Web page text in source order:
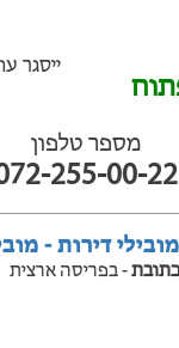
מספר טלפון
255-00-22
מובילי דירות -
כתובת- בפריסה ארצית